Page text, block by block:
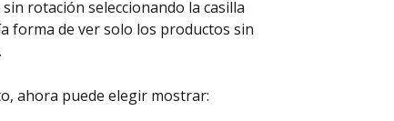
rotación seleccionando la casilla
forma de ver solo los productos sin
ahora puede elegir mostrar: